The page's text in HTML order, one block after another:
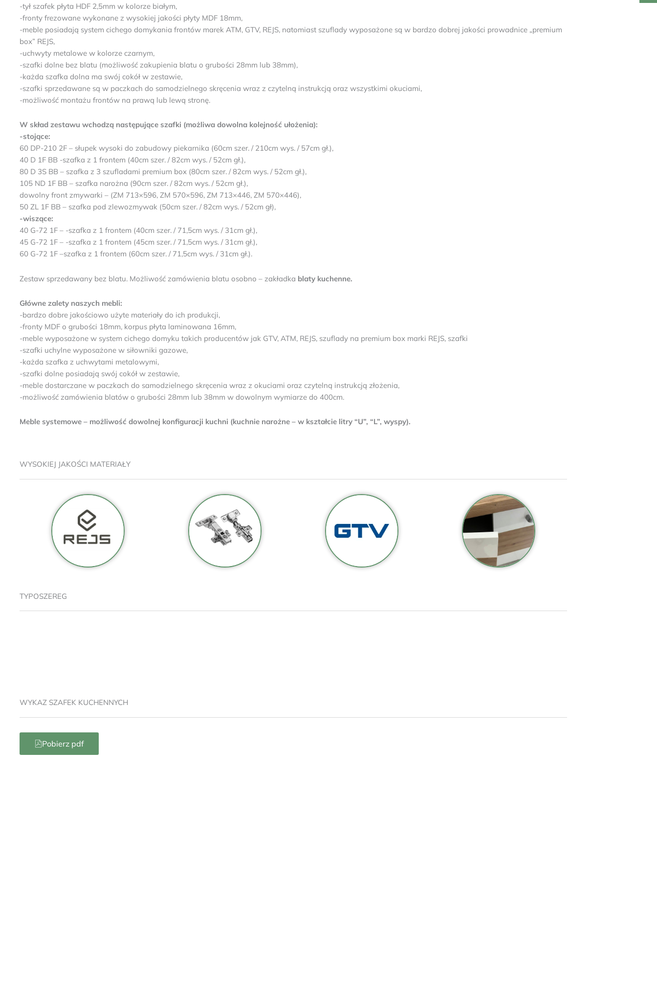
-tył szafek płyta HDF 2,5mm w kolorze białym,
-fronty frezowane wykonane z wysokiej jakości płyty MDF 18mm,
-meble posiadają system cichego domykania frontów marek ATM, GTV, REJS, natomiast szuflady wyposażone są w bardzo dobrej jakości prowadnice „premium
box” REJS,
-uchwyty metalowe w kolorze czarnym,
-szafki dolne bez blatu (możliwość zakupienia blatu o grubości 28mm lub 38mm),
-każda szafka dolna ma swój cokół w zestawie,
-szafki sprzedawane są w paczkach do samodzielnego skręcenia wraz z czytelną instrukcją oraz wszystkimi okuciami,
-możliwość montażu frontów na prawą lub lewą stronę.
W skład zestawu wchodzą następujące szafki (możliwa dowolna kolejność ułożenia):
-stojące:
60 DP-210 2F – słupek wysoki do zabudowy piekarnika (60cm szer. / 210cm wys. / 57cm gł.),
40 D 1F BB -szafka z 1 frontem (40cm szer. / 82cm wys. / 52cm gł.),
80 D 3S BB – szafka z 3 szufladami premium box (80cm szer. / 82cm wys. / 52cm gł.),
105 ND 1F BB – szafka narożna (90cm szer. / 82cm wys. / 52cm gł.),
dowolny front zmywarki – (ZM 713×596, ZM 570×596, ZM 713×446, ZM 570×446),
50 ZL 1F BB – szafka pod zlewozmywak (50cm szer. / 82cm wys. / 52cm gł),
-wiszące:
40 G-72 1F – -szafka z 1 frontem (40cm szer. / 71,5cm wys. / 31cm gł.),
45 G-72 1F – -szafka z 1 frontem (45cm szer. / 71,5cm wys. / 31cm gł.),
60 G-72 1F –szafka z 1 frontem (60cm szer. / 71,5cm wys. / 31cm gł.).
Zestaw sprzedawany bez blatu. Możliwość zamówienia blatu osobno – zakładka blaty kuchenne.
Główne zalety naszych mebli:
-bardzo dobre jakościowo użyte materiały do ich produkcji,
-fronty MDF o grubości 18mm, korpus płyta laminowana 16mm,
-meble wyposażone w system cichego domyku takich producentów jak GTV, ATM, REJS, szuflady na premium box marki REJS, szafki
-szafki uchylne wyposażone w siłowniki gazowe,
-każda szafka z uchwytami metalowymi,
-szafki dolne posiadają swój cokół w zestawie,
-meble dostarczane w paczkach do samodzielnego skręcenia wraz z okuciami oraz czytelną instrukcją złożenia,
-możliwość zamówienia blatów o grubości 28mm lub 38mm w dowolnym wymiarze do 400cm.
Meble systemowe – możliwość dowolnej konfiguracji kuchni (kuchnie narożne – w kształcie litry “U”, “L”, wyspy).
WYSOKIEJ JAKOŚCI MATERIAŁY
TYPOSZEREG
WYKAZ SZAFEK KUCHENNYCH
Pobierz pdf